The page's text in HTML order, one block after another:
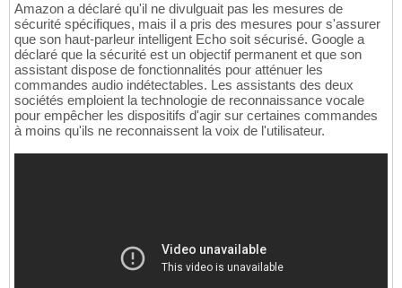
Amazon a déclaré qu'il ne divulguait pas les mesures de
sécurité spécifiques, mais il a pris des mesures pour s'assurer
que son haut-parleur intelligent Echo soit sécurisé. Google a
déclaré que la sécurité est un objectif permanent et que son
assistant dispose de fonctionnalités pour atténuer les
commandes audio indétectables. Les assistants des deux
sociétés emploient la technologie de reconnaissance vocale
pour empêcher les dispositifs d'agir sur certaines commandes
à moins qu'ils ne reconnaissent la voix de l'utilisateur.